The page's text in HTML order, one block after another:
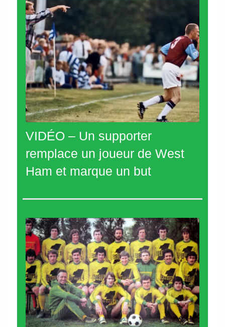
VIDÉO – Un supporter
remplace un joueur de West
Ham et marque un but